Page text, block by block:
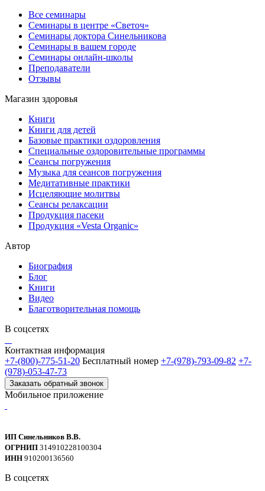
Все семинары
Семинары в центре «Светоч»
Семинары доктора Синельникова
Семинары в вашем городе
Семинары онлайн-школы
Преподаватели
Отзывы
Магазин здоровья
Книги
Книги для детей
Базовые практики оздоровления
Специальные оздоровительные программы
Сеансы погружения
Музыка для сеансов погружения
Медитативные практики
Исцеляющие молитвы
Сеансы релаксации
Продукция пасеки
Продукция «Vesta Organic»
Автор
Биография
Блог
Книги
Видео
Благотворительная помощь
В соцсетях
Контактная информация
+7-(800)-775-51-20 Бесплатный номер +7-(978)-793-09-82 +7-
(978)-053-47-73
Заказать обратный звонок
Мобильное приложение
ИП Синельников В.В.
ОГРНИП 314910228100304
ИНН 910200136560
В соцсетях